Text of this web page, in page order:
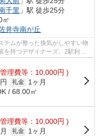
千里 」駅 徒歩25分
㎡
井寺南が丘
テムが整った換気がしやすい物
持つデザイナーズ。2駅利用
理費等：10,000円 )
礼金
1ヶ月
/ 68.00㎡
理費等：10,000円 )
礼金
1ヶ月